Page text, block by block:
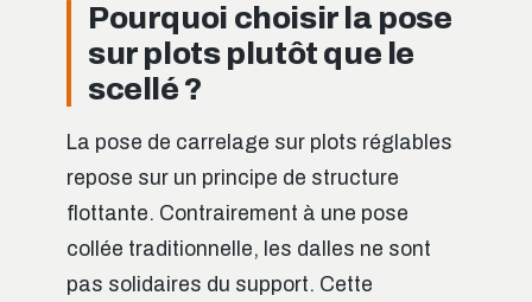
Pourquoi choisir la pose
sur plots plutôt que le
scellé ?
La pose de carrelage sur plots réglables
repose sur un principe de structure
flottante. Contrairement à une pose
collée traditionnelle, les dalles ne sont
pas solidaires du support. Cette